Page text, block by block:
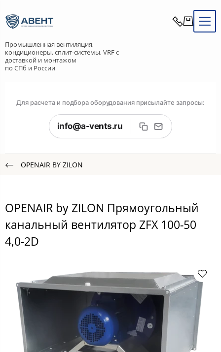
Промышленная вентиляция,
кондиционеры, сплит-системы, VRF с
доставкой и монтажом
по СПб и России
Для расчета и подбора оборудования присылайте запросы:
info@a-vents.ru
OPENAIR BY ZILON
OPENAIR by ZILON Прямоугольный
канальный вентилятор ZFX 100-50
4,0-2D